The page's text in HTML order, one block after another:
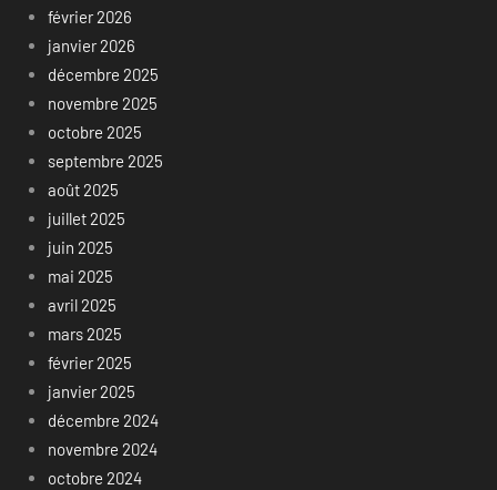
février 2026
janvier 2026
décembre 2025
novembre 2025
octobre 2025
septembre 2025
août 2025
juillet 2025
juin 2025
mai 2025
avril 2025
mars 2025
février 2025
janvier 2025
décembre 2024
novembre 2024
octobre 2024